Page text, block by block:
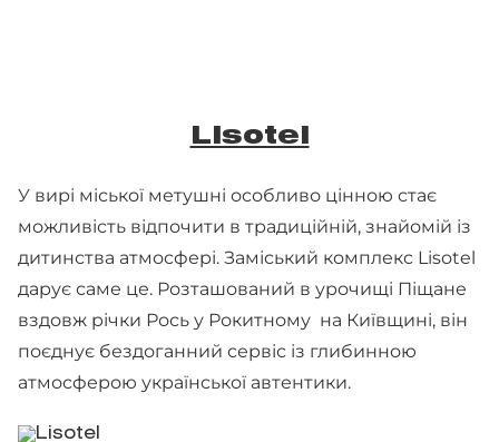
Lisotel
У вирі міської метушні особливо цінною стає
можливість відпочити в традиційній, знайомій із
дитинства атмосфері. Заміський комплекс Lisotel
дарує саме це. Розташований в урочищі Піщане
вздовж річки Рось у Рокитному на Київщині, він
поєднує бездоганний сервіс із глибинною
атмосферою української автентики.